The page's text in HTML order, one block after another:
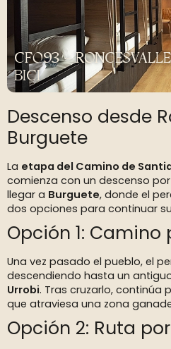
CF093 -
BICI
Descenso desde
Burguete
La etapa del Camino de
comienza con un descenso
llegar a Burguete, donde el
dos opciones para continuar
Opción 1: Camino
Una vez pasado el pueblo, el
descendiendo hasta un
Urrobi. Tras cruzarlo, continúa
que atraviesa una zona
Opción 2: Ruta